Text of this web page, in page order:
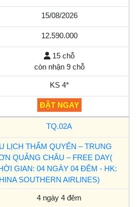
15/08/2026
12.590.000
15 chỗ
còn nhận 9 chỗ
KS 4*
ĐẶT NGAY
TQ.02A
LỊCH THẨM QUYẾN – TRUNG
QUẢNG CHÂU – FREE DAY(
GIAN: 04 NGÀY 04 ĐÊM - HK:
SOUTHERN AIRLINES)
4 ngày 4 đêm